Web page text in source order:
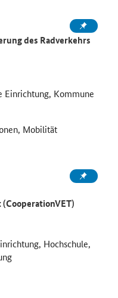
des Radverkehrs
Kommune
Mobilität
Hochschule,